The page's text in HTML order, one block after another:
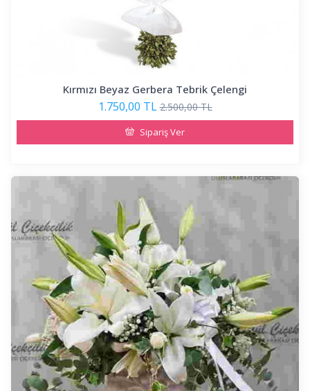
Kırmızı Beyaz Gerbera Tebrik Çelengi
1.750,00 TL 2.500,00 TL
Sipariş Ver